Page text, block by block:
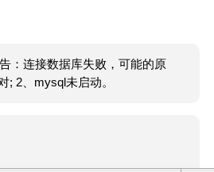
：连接数据库失败，可能的原
; 2、mysql未启动。